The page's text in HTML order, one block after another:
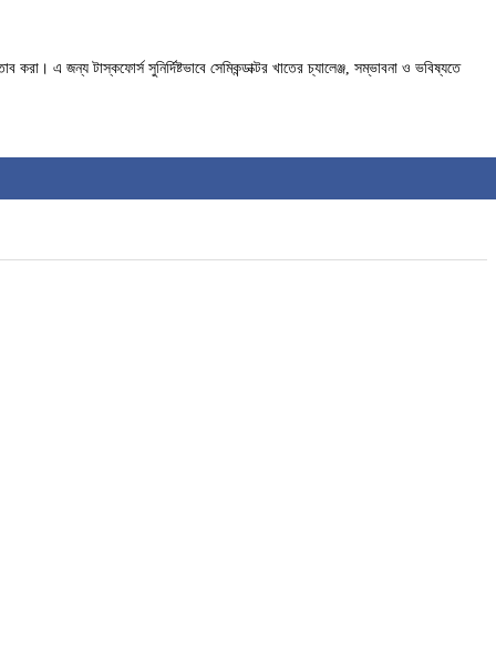
এ জন্য টাস্কফোর্স সুনির্দিষ্টভাবে সেমিকন্ডাক্টর খাতের চ্যালেঞ্জ, সম্ভাবনা ও ভবিষ্যতে